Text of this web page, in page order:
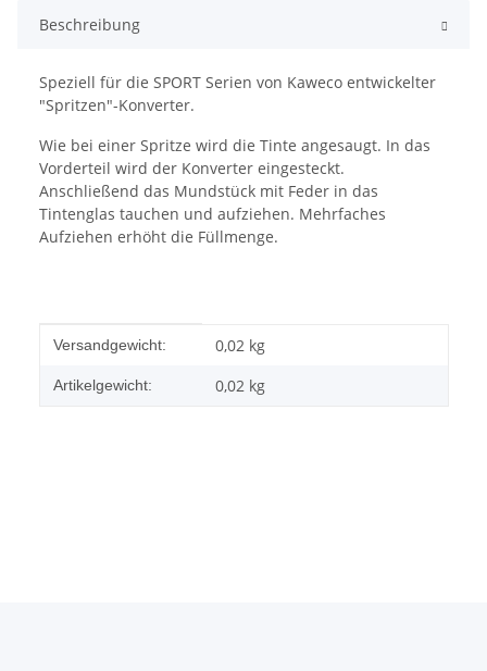
Beschreibung
Speziell für die SPORT Serien von Kaweco entwickelter
"Spritzen"-Konverter.
Wie bei einer Spritze wird die Tinte angesaugt. In das
Vorderteil wird der Konverter eingesteckt.
Anschließend das Mundstück mit Feder in das
Tintenglas tauchen und aufziehen. Mehrfaches
Aufziehen erhöht die Füllmenge.
Produkteigenschaft
Wert
Versandgewicht: 0,02 kg
Artikelgewicht: 0,02 kg